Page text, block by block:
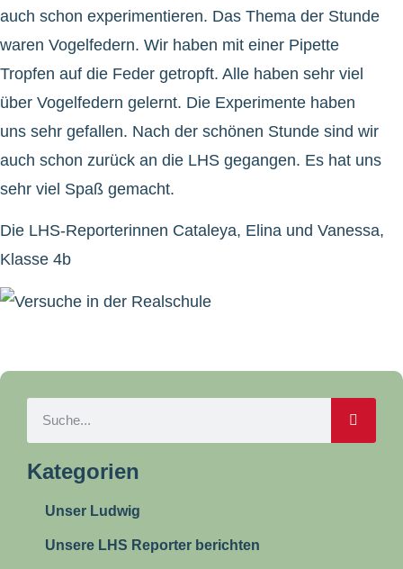
auch schon experimentieren. Das Thema der Stunde
waren Vogelfedern. Wir haben mit einer Pipette
Tropfen auf die Feder getropft. Alle haben sehr viel
über Vogelfedern gelernt. Die Experimente haben
uns sehr gefallen. Nach der schönen Stunde sind wir
auch schon zurück an die LHS gegangen. Es hat uns
sehr viel Spaß gemacht.
Die LHS-Reporterinnen Cataleya, Elina und Vanessa,
Klasse 4b
Kategorien
Unser Ludwig
Unsere LHS Reporter berichten